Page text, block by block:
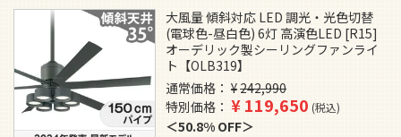
大風量 傾斜対応 LED 調光・光色切替
(電球色-昼白色) 6灯 高演色LED [R15]
オーデリック製シーリングファンライ
ト【OLB319】
通常価格
¥242,990
特別価格
¥119,650 税込
50.8% OFF